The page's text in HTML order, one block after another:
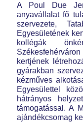
A Poul Due
anyavállalat fő
szervezete,
Egyesületének
kollégák
kertjének
gyárakban
kézműves
Egyesülettel
hátrányos
támogatással. A
ajándékcsomag